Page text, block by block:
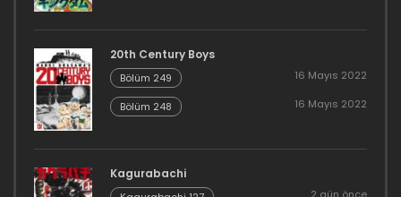
20th Century Boys
Bölüm 249 16 Mayıs 2022
Bölüm 248 16 Mayıs 2022
Kagurabachi
2 gün önce